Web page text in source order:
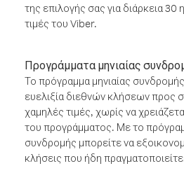
της επιλογής σας για διάρκεια
τιμές του Viber.
Προγράμματα μηνιαίας
Το πρόγραμμα μηνιαίας
ευελιξία διεθνών κλήσεων προς
χαμηλές τιμές, χωρίς να
του προγράμματος. Με το
συνδρομής μπορείτε να
κλήσεις που ήδη